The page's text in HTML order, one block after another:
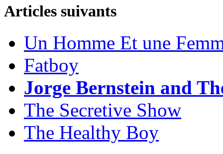
Articles suivants
Un Homme Et une
Fatboy
Jorge Bernstein and
The Secretive Show
The Healthy Boy